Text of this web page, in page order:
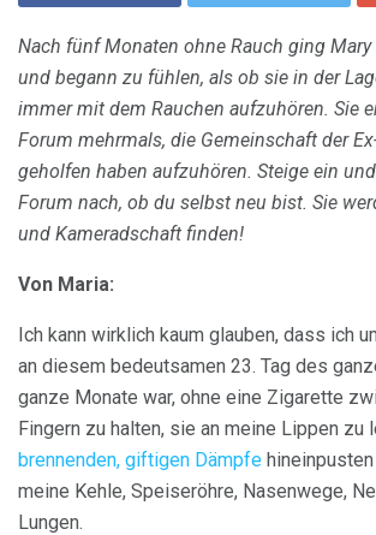
Nach fünf Monaten ohne Rauch ging Mary
und begann zu fühlen, als ob sie in der
immer mit dem Rauchen aufzuhören. Sie
Forum mehrmals, die Gemeinschaft der
geholfen haben aufzuhören. Steige ein
Forum nach, ob du selbst neu bist. Sie
und Kameradschaft finden!
Von Maria:
Ich kann wirklich kaum glauben, dass ich
an diesem bedeutsamen 23. Tag des
ganze Monate war, ohne eine Zigarette
Fingern zu halten, sie an meine Lippen zu
brennenden, giftigen Dämpfe hineinpusten
meine Kehle, Speiseröhre, Nasenwege,
Lungen.